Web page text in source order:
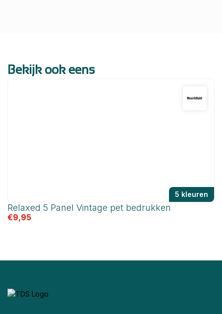
Bekijk ook eens
5 kleuren
Relaxed 5 Panel Vintage pet bedrukken
€9,95